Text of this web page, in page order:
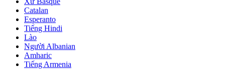
Catalan
Esperanto
Tiếng Hindi
Lào
Người Albanian
Amharic
Tiếng Armenia